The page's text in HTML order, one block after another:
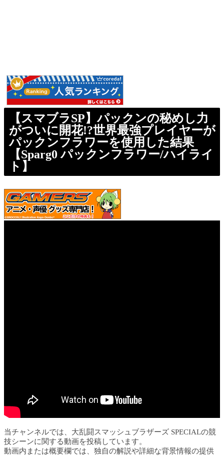
【スマブラSP】パックンの秘めし力
がついに開花!?世界最強プレイヤーが
パックンフラワーを使用した結果
【Sparg0 パックンフラワー/ハイライ
ト】
当チャンネルでは、大乱闘スマッシュブラザーズ SPECIALの競
技シーンに関する動画を投稿しています。
動画内または概要欄では、独自の解説や詳細な背景情報の提供